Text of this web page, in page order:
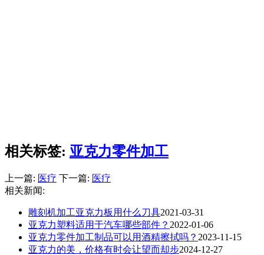
相关标签: 亚克力零件加工
上一篇: 医疗 下一篇: 医疗
相关新闻:
雕刻机加工亚克力板用什么刀具2021-03-31
亚克力塑料适用于汽车哪些部件？ 2022-01-06
亚克力零件加工制品可以用酒精擦拭吗？ 2023-11-15
亚克力的美，价格有时会让望而却步2024-12-27